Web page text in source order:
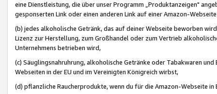
eine Dienstleistung, die über unser Programm „Produktanzeigen"
gesponserten Link oder einen anderen Link auf einer Amazon-
(b) jedes alkoholische Getränk, das auf deiner Webseite beworben
Lizenz zur Herstellung, zum Großhandel oder zum Vertrieb
Unternehmens betrieben wird,
(c) Säuglingsnahruhrung, alkoholische Getränke oder Tabakwaren
Webseiten in der EU und im Vereinigten Königreich wirbst,
(d) pflanzliche Raucherprodukte, wenn du für die Amazon-Webseite in